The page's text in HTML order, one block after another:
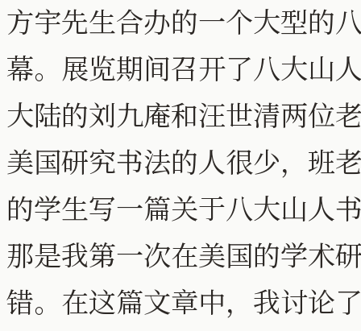
方宇先生合办的一个大型的
幕。展览期间召开了八大山
大陆的刘九庵和汪世清两位
美国研究书法的人很少，班
的学生写一篇关于八大山人
那是我第一次在美国的学术
错。在这篇文章中，我讨论